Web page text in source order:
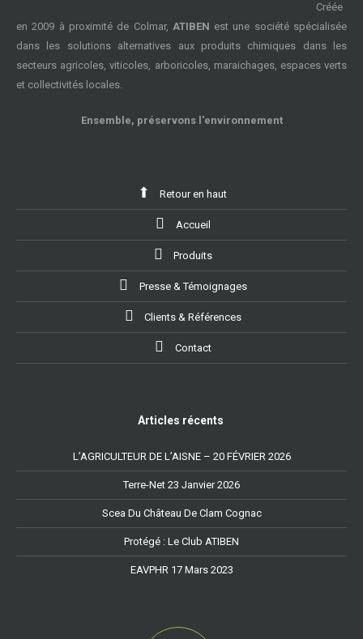
Créée
en 2009 à proximité de Colmar, ATIBEN est une société spécialisée
dans les solutions alternatives aux produits chimiques dans les
secteurs agricoles, viticoles, arboricoles, maraichages, espaces verts
et collectivités locales.
Ensemble, préservons l'environnement
Retour en haut
Accueil
Produits
Presse & Témoignages
Clients & Références
Contact
Articles récents
L’AGRICULTEUR DE L’AISNE – 20 FÉVRIER 2026
Terre-Net 23 Janvier 2026
Scea Du Château De Clam Cognac
Protégé : Le Club ATIBEN
EAVPHR 17 Mars 2023